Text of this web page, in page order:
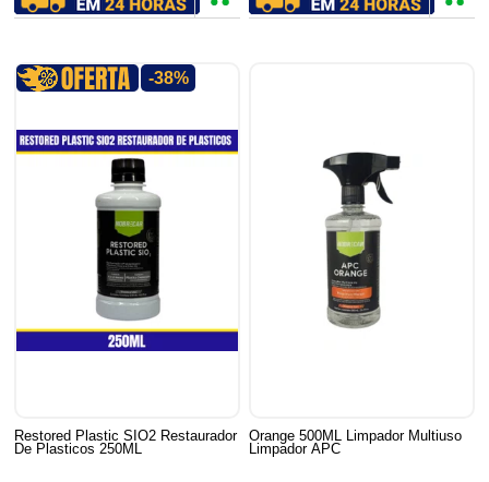
-38%
Restored Plastic SIO2 Restaurador
De Plasticos 250ML
Orange 500ML Limpador Multiuso
Limpador APC